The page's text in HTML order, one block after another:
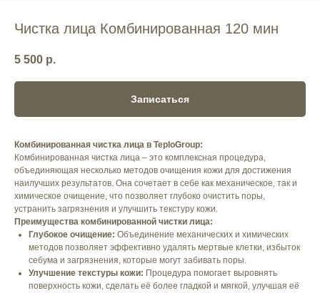
Чистка лица Комбинированная 120 мин
5 500 р.
Записаться
Комбинированная чистка лица в TeploGroup:
Комбинированная чистка лица – это комплексная процедура,
объединяющая несколько методов очищения кожи для достижения
наилучших результатов. Она сочетает в себе как механическое, так и
химическое очищение, что позволяет глубоко очистить поры,
устранить загрязнения и улучшить текстуру кожи.
Преимущества комбинированной чистки лица:
Глубокое очищение: Объединение механических и химических
методов позволяет эффективно удалять мертвые клетки, избыток
себума и загрязнения, которые могут забивать поры.
Улучшение текстуры кожи: Процедура помогает выровнять
поверхность кожи, сделать её более гладкой и мягкой, улучшая её